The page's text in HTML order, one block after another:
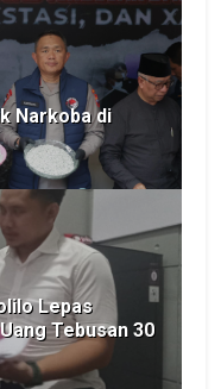
Narkoba di
Lepas
Tebusan 30